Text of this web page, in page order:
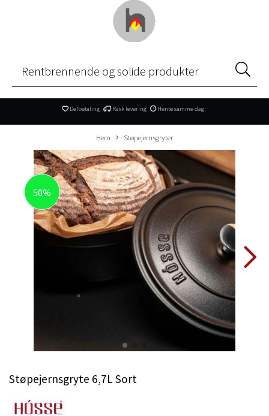
Delbetaling Rask levering Hente samme dag
Hem Støpejernsgryter
50%
Støpejernsgryte 6,7L Sort